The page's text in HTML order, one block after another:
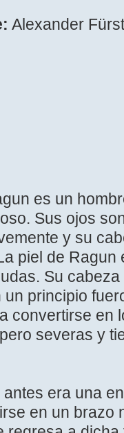
Alexander
es un
Sus ojos
y su
piel de Ragun
Su
principio
convertirse en
severas y
era una
en un brazo